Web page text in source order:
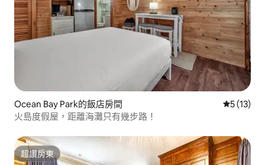
Ocean Bay Park的飯店房間 從 13 則
5 (13)
火島度假屋，距離海灘只有幾步路！
超讚房東
超讚房東